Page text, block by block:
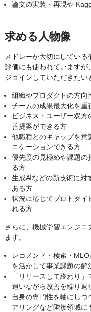
論文の実装・再現や
求める人物像
メドレーが大切にしている
評価にも使われていますが
ジョインしていただきたい
組織やプロダクトの方向
チームの成果最大化を重
ビジネス・ユーザー双方
善提案ができる方
他職種とのギャップを意
ニケーションできる方
優先度の見極めや課題の
る方
生成AIなどの新技術に対
ある方
状況に応じてプロトタイ
れる方
さらに、機械学習エンジニ
ます。
レコメンド・検索・
を活かして事業課題の解
「リリースして終わり
追いながら改善を繰り返
自身の専門性を軸にしつ
アリングなど隣接領域に